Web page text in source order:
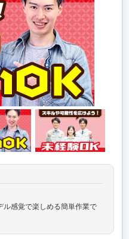
ル感覚で楽しめる簡単作業で